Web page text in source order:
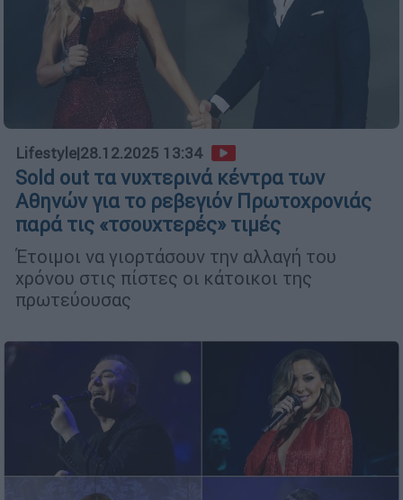
Lifestyle|28.12.2025 13:34
Sold out τα νυχτερινά κέντρα των
Αθηνών για το ρεβεγιόν Πρωτοχρονιάς
παρά τις «τσουχτερές» τιμές
Έτοιμοι να γιορτάσουν την αλλαγή του
χρόνου στις πίστες οι κάτοικοι της
πρωτεύουσας